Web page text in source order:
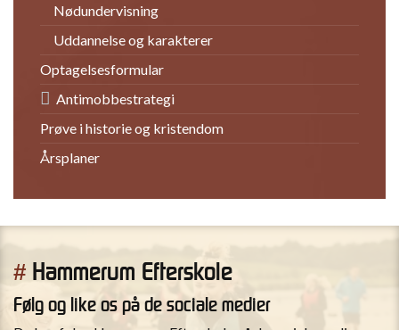
Nødundervisning
Uddannelse og karakterer
Optagelsesformular
Antimobbestrategi
Prøve i historie og kristendom
Årsplaner
# Hammerum Efterskole
Følg og like os på de sociale medier